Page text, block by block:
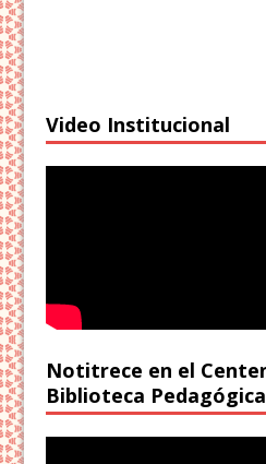
Video Institucional
Notitrece en el
Biblioteca